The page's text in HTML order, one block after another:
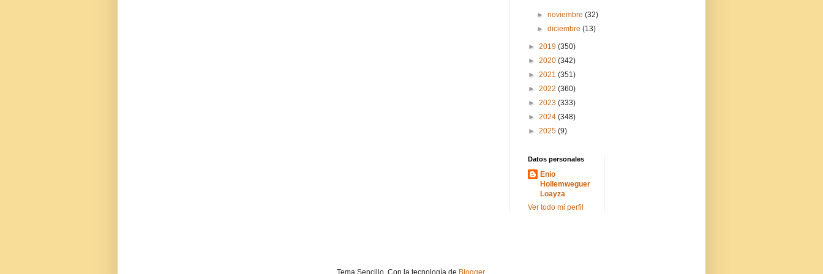
►noviembre(32)
►diciembre(13)
► 2019 (350)
► 2020 (342)
► 2021 (351)
► 2022 (360)
► 2023 (333)
► 2024 (348)
► 2025 (9)
Datos personales
Enio
Hollemweguer
Loayza
Ver todo mi perfil
Tema Sencillo. Con la tecnología de Blogger.